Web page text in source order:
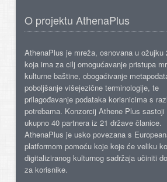
O projektu AthenaPlus
AthenaPlus je mreža, osnovana u ožujku
koja ima za cilj omogućavanje pristupa
kulturne baštine, obogaćivanje
poboljšanje višejezične terminologije, te
prilagođavanje podataka korisnicima s
potrebama. Konzorcij Athene Plus sastoji
ukupno 40 partnera iz 21 države članice.
AthenaPlus je usko povezana s
platformom pomoću koje koje će veliku
digitaliziranog kulturnog sadržaja učiniti
za korisnike.